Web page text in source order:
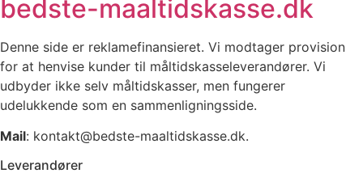
bedste-maaltidskasse.dk
Denne side er reklamefinansieret. Vi modtager provision
for at henvise kunder til måltidskasseleverandører. Vi
udbyder ikke selv måltidskasser, men fungerer
udelukkende som en sammenligningsside.
Mail: kontakt@bedste-maaltidskasse.dk.
Leverandører